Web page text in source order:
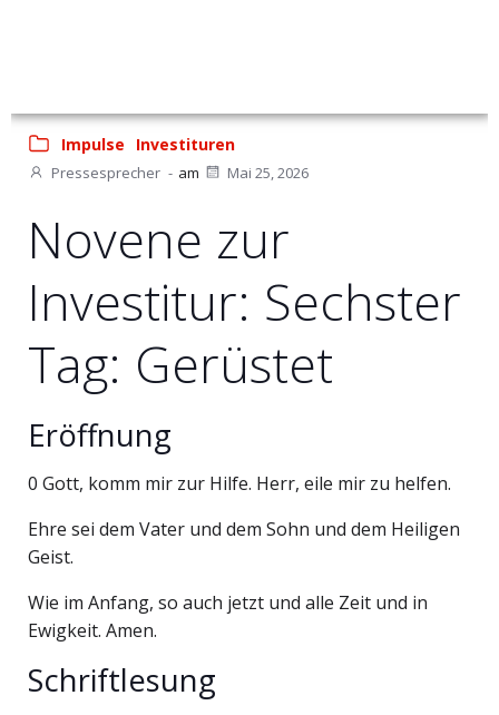
Impulse Investituren
Pressesprecher - am Mai 25, 2026
Novene zur
Investitur: Sechster
Tag: Gerüstet
Eröffnung
0 Gott, komm mir zur Hilfe. Herr, eile mir zu helfen.
Ehre sei dem Vater und dem Sohn und dem Heiligen
Geist.
Wie im Anfang, so auch jetzt und alle Zeit und in
Ewigkeit. Amen.
Schriftlesung